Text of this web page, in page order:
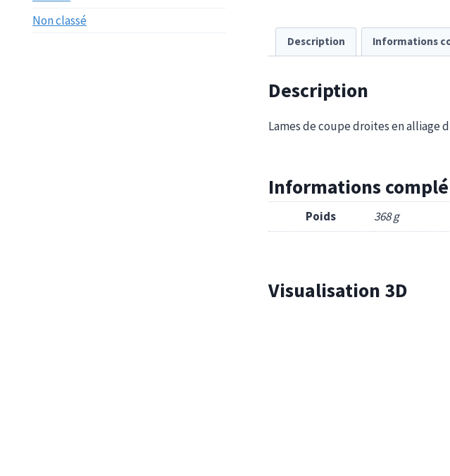
Description Informations
Description
Lames de coupe droites en alliage
Informations
Poids 368 g
Visualisation 3D
Non classé